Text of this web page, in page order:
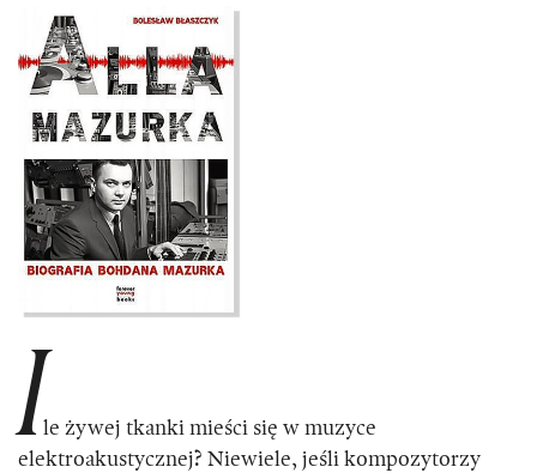
Ile żywej tkanki mieści się w muzyce
elektroakustycznej? Niewiele, jeśli kompozytorzy